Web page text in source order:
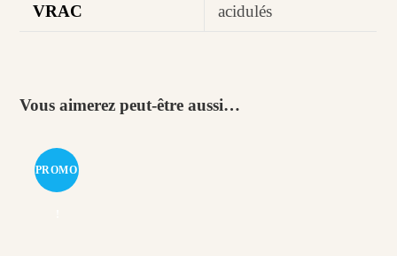
VRAC
acidulés
Vous aimerez peut-être aussi…
PROMO